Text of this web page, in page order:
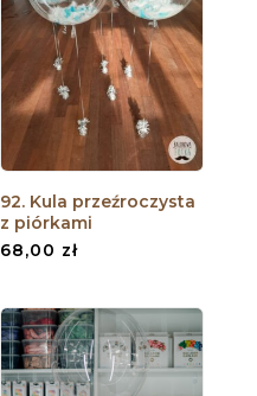
92. Kula przeźroczysta
z piórkami
68,00 zł